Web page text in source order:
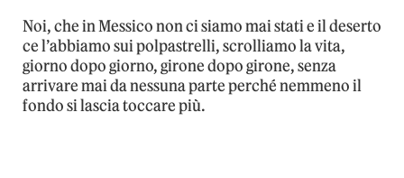
Noi, che in Messico non ci siamo mai stati e il deserto
ce l’abbiamo sui polpastrelli, scrolliamo la vita,
giorno dopo giorno, girone dopo girone, senza
arrivare mai da nessuna parte perché nemmeno il
fondo si lascia toccare più.